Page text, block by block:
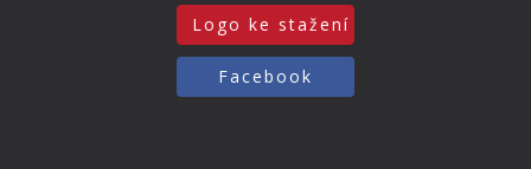
Logo ke stažení
Facebook